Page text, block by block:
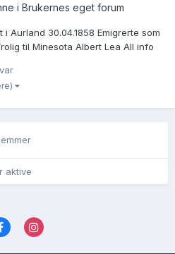
i Brukernes eget forum
i Aurland 30.04.1858 Emigrerte som
til Minesota Albert Lea All info
aktive